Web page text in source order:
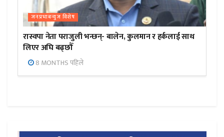
जनप्रभाबन्युज विशेष
रास्वपा नेता पराजुली भन्छन्- बालेन, कुलमान र हर्कलाई साथ
लिएर अघि बढ्छौँ
8 MONTHS पहिले